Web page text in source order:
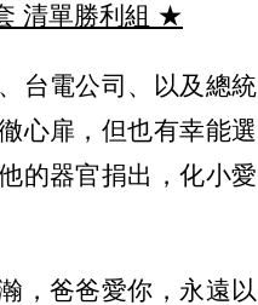
清單勝利組 ★
台電公司、以及總統
心扉，但也有幸能選
的器官捐出，化小愛
，爸爸愛你，永遠以